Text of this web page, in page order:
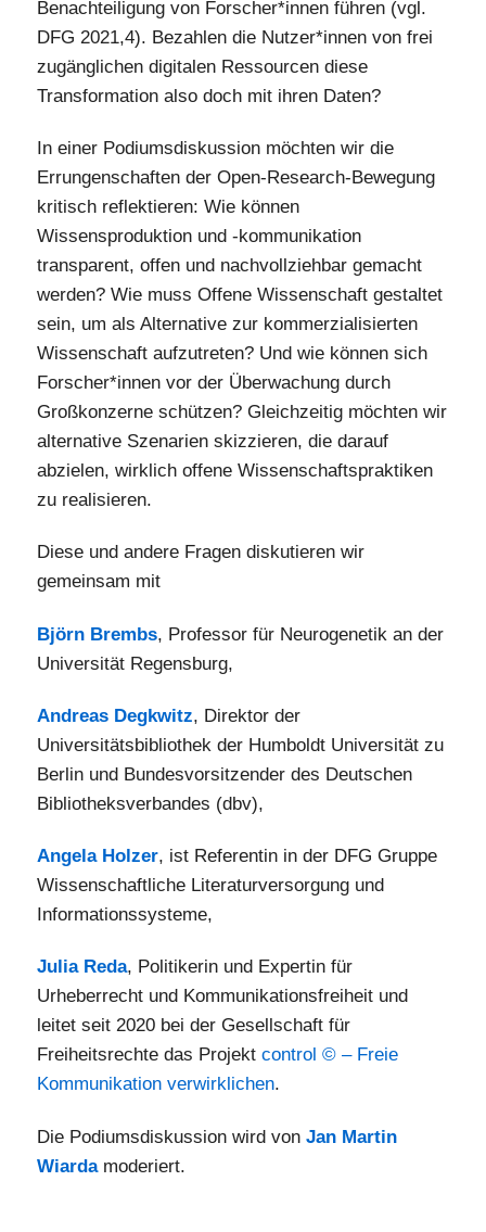
Benachteiligung von Forscher*innen führen (vgl.
DFG 2021,4). Bezahlen die Nutzer*innen von frei
zugänglichen digitalen Ressourcen diese
Transformation also doch mit ihren Daten?
In einer Podiumsdiskussion möchten wir die
Errungenschaften der Open-Research-Bewegung
kritisch reflektieren: Wie können
Wissensproduktion und -kommunikation
transparent, offen und nachvollziehbar gemacht
werden? Wie muss Offene Wissenschaft gestaltet
sein, um als Alternative zur kommerzialisierten
Wissenschaft aufzutreten? Und wie können sich
Forscher*innen vor der Überwachung durch
Großkonzerne schützen? Gleichzeitig möchten wir
alternative Szenarien skizzieren, die darauf
abzielen, wirklich offene Wissenschaftspraktiken
zu realisieren.
Diese und andere Fragen diskutieren wir
gemeinsam mit
Björn Brembs, Professor für Neurogenetik an der
Universität Regensburg,
Andreas Degkwitz, Direktor der
Universitätsbibliothek der Humboldt Universität zu
Berlin und Bundesvorsitzender des Deutschen
Bibliotheksverbandes (dbv),
Angela Holzer, ist Referentin in der DFG Gruppe
Wissenschaftliche Literaturversorgung und
Informationssysteme,
Julia Reda, Politikerin und Expertin für
Urheberrecht und Kommunikationsfreiheit und
leitet seit 2020 bei der Gesellschaft für
Freiheitsrechte das Projektcontrol © – Freie
Kommunikation verwirklichen.
Die Podiumsdiskussion wird vonJan Martin
Wiardamoderiert.